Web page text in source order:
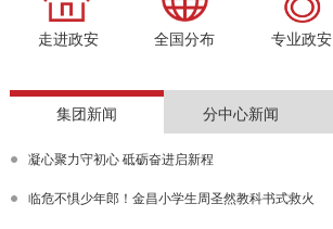
走进政安 全国分布 专业政安
集团新闻 分中心新闻
凝心聚力守初心 砥砺奋进启新程
临危不惧少年郎！金昌小学生周圣然教科书式救火